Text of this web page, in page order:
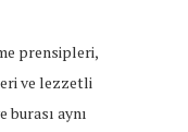
prensipleri,
ve lezzetli
aynı